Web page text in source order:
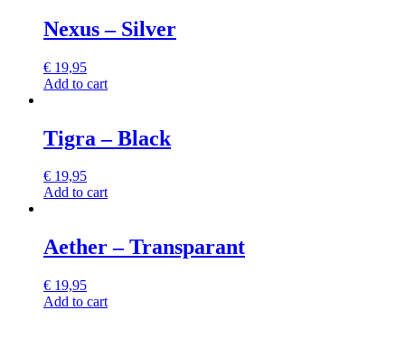
Nexus – Silver
€ 19,95
Add to cart
Tigra – Black
€ 19,95
Add to cart
Aether – Transparant
€ 19,95
Add to cart